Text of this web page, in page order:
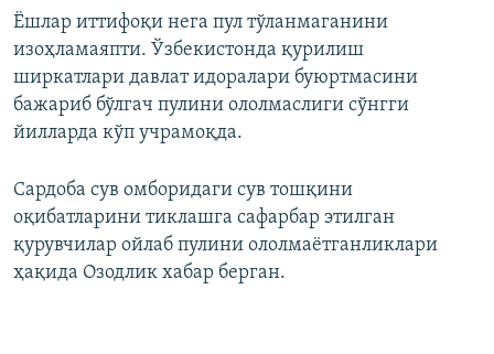
Ёшлар иттифоқи нега пул тўланмаганини
изоҳламаяпти. Ўзбекистонда қурилиш
ширкатлари давлат идоралари буюртмасини
бажариб бўлгач пулини ололмаслиги сўнгги
йилларда кўп учрамоқда.
Сардоба сув омборидаги сув тошқини
оқибатларини тиклашга сафарбар этилган
қурувчилар ойлаб пулини ололмаётганликлари
ҳақида Озодлик хабар берган.